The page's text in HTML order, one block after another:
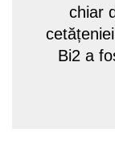
chiar
Bi2 a